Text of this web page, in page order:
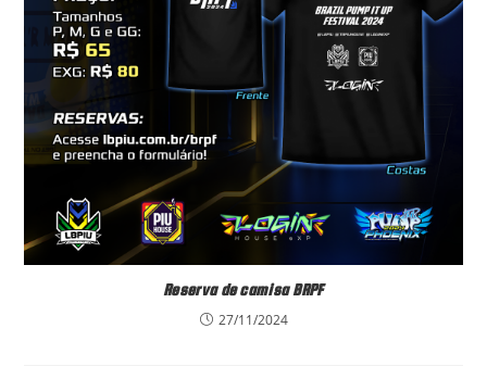
Reserva de camisa BRPF
27/11/2024